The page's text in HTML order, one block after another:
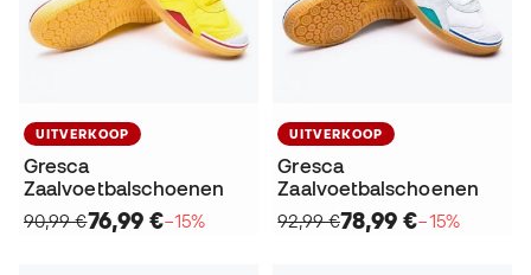
UITVERKOOP
Gresca
Zaalvoetbalschoenen
90,99 €76,99 €−15%
UITVERKOOP
Gresca
Zaalvoetbalschoenen
92,99 €78,99 €−15%